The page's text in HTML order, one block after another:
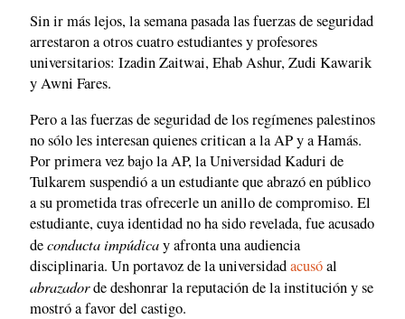
Sin ir más lejos, la semana pasada las fuerzas de seguridad
arrestaron a otros cuatro estudiantes y profesores
universitarios: Izadin Zaitwai, Ehab Ashur, Zudi Kawarik
y Awni Fares.
Pero a las fuerzas de seguridad de los regímenes palestinos
no sólo les interesan quienes critican a la AP y a Hamás.
Por primera vez bajo la AP, la Universidad Kaduri de
Tulkarem suspendió a un estudiante que abrazó en público
a su prometida tras ofrecerle un anillo de compromiso. El
estudiante, cuya identidad no ha sido revelada, fue acusado
deconducta impúdicay afronta una audiencia
disciplinaria. Un portavoz de la universidadacusóal
abrazadorde deshonrar la reputación de la institución y se
mostró a favor del castigo.